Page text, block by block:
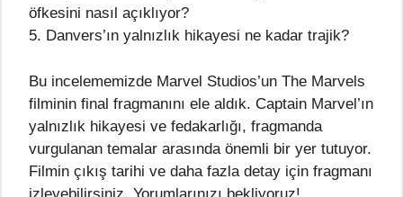
öfkesini nasıl açıklıyor?
5. Danvers’ın yalnızlık hikayesi ne kadar trajik?
Bu incelememizde Marvel Studios’un The Marvels
filminin final fragmanını ele aldık. Captain Marvel’ın
yalnızlık hikayesi ve fedakarlığı, fragmanda
vurgulanan temalar arasında önemli bir yer tutuyor.
Filmin çıkış tarihi ve daha fazla detay için fragmanı